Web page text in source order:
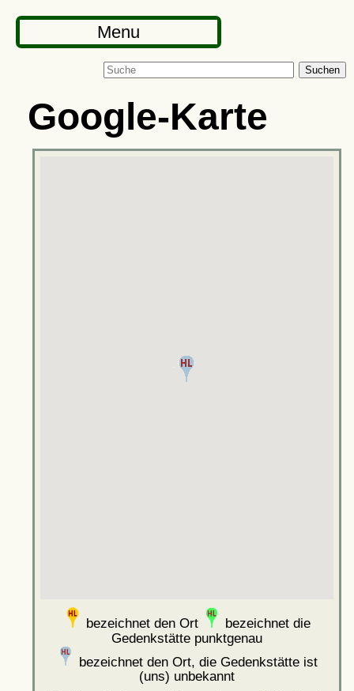
Menu
Suchen
Google-Karte
bezeichnet den Ort
bezeichnet die
Gedenkstätte punktgenau
bezeichnet den Ort, die Gedenkstätte ist
(uns) unbekannt